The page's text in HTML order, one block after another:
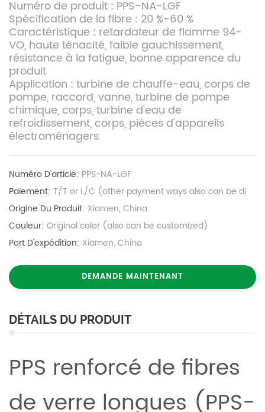
Numéro de produit : PPS-NA-LGF
Spécification de la fibre : 20 %-60 %
Caractéristique : retardateur de flamme 94-
VO, haute ténacité, faible gauchissement,
résistance à la fatigue, bonne apparence du
produit
Application : turbine de chauffe-eau, corps de
pompe, raccord, vanne, turbine de pompe
chimique, corps, turbine d'eau de
refroidissement, corps, pièces d'appareils
électroménagers
Numéro D'article: PPS-NA-LGF
Paiement: T/T or L/C (other payment ways also can be di
Origine Du Produit: Xiamen, China
Couleur: Original color (also can be customized)
Port D'expédition: Xiamen, China
DEMANDE MAINTENANT
DÉTAILS DU PRODUIT
PPS renforcé de fibres
de verre longues (PPS-